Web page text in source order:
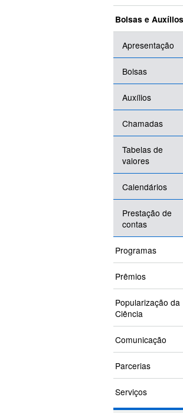
Bolsas e Auxílios
Apresentação
Bolsas
Auxílios
Chamadas
Tabelas de
valores
Calendários
Prestação de
contas
Programas
Prêmios
Popularização da
Ciência
Comunicação
Parcerias
Serviços